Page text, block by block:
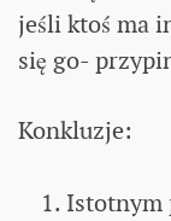
jeśli ktoś ma
się go-
Konkluzje:
Istotnym